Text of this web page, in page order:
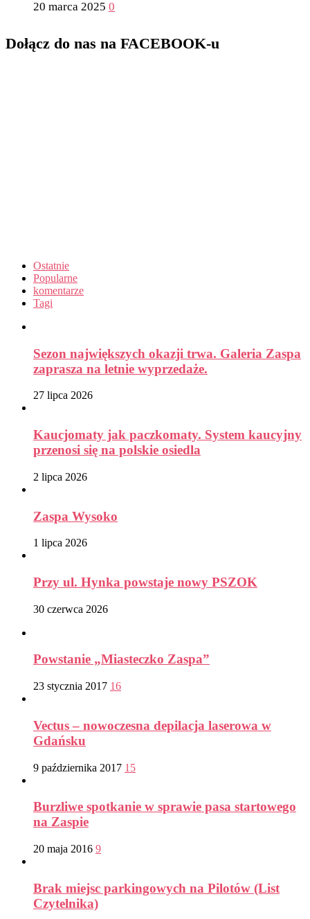
20 marca 2025 0
Dołącz do nas na FACEBOOK-u
Ostatnie
Popularne
komentarze
Tagi
Sezon największych okazji trwa. Galeria Zaspa
zaprasza na letnie wyprzedaże.
27 lipca 2026
Kaucjomaty jak paczkomaty. System kaucyjny
przenosi się na polskie osiedla
2 lipca 2026
Zaspa Wysoko
1 lipca 2026
Przy ul. Hynka powstaje nowy PSZOK
30 czerwca 2026
Powstanie „Miasteczko Zaspa”
23 stycznia 2017 16
Vectus – nowoczesna depilacja laserowa w
Gdańsku
9 października 2017 15
Burzliwe spotkanie w sprawie pasa startowego
na Zaspie
20 maja 2016 9
Brak miejsc parkingowych na Pilotów (List
Czytelnika)